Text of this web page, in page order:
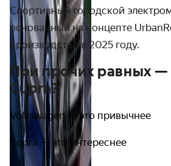
Спортивный городской
основанный на концепте
производство в 2025 году.
При прочих равных —
Cupra?
Volkswagen — это привычнее
Cupra — это интереснее